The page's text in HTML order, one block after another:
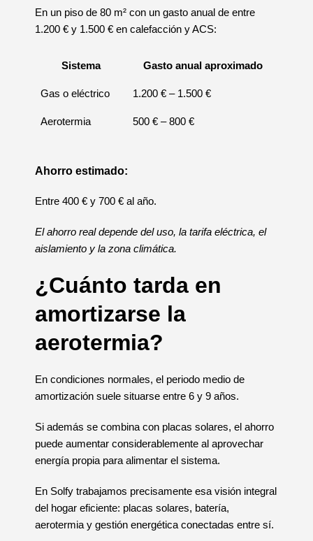
En un piso de 80 m² con un gasto anual de entre
1.200 € y 1.500 € en calefacción y ACS:
Sistema Gasto anual aproximado
Gas o eléctrico 1.200 € – 1.500 €
Aerotermia 500 € – 800 €
Ahorro estimado:
Entre 400 € y 700 € al año.
El ahorro real depende del uso, la tarifa eléctrica, el
aislamiento y la zona climática.
¿Cuánto tarda en
amortizarse la
aerotermia?
En condiciones normales, el periodo medio de
amortización suele situarse entre 6 y 9 años.
Si además se combina con placas solares, el ahorro
puede aumentar considerablemente al aprovechar
energía propia para alimentar el sistema.
En Solfy trabajamos precisamente esa visión integral
del hogar eficiente: placas solares, batería,
aerotermia y gestión energética conectadas entre sí.